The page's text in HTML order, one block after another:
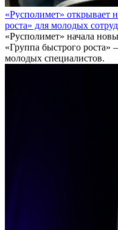
«Русполимет» открывает
роста» для молодых
«Русполимет» начала
«Группа быстрого роста»
молодых специалистов.